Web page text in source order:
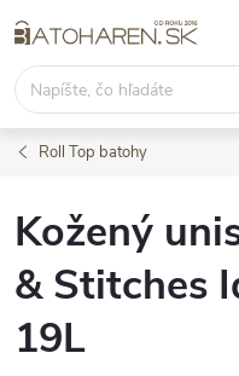
na
obsah
Roll Top batohy
Kožený
& Stitches
19L